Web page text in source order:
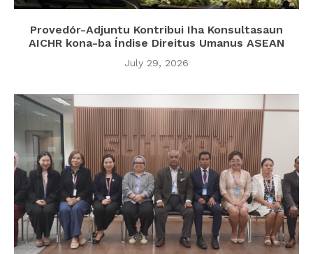
Provedór-Adjuntu Kontribui Iha Konsultasaun
AICHR kona-ba Índise Direitus Umanus ASEAN
July 29, 2026